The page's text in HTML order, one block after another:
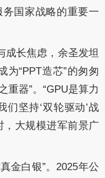
国家战略的重要一
成长焦虑，余圣发坦
为“PPT造芯”的匆匆
重器”。“GPU是算力
们坚持‘双轮驱动’战
，大规模进军前景广
真金白银”。2025年公